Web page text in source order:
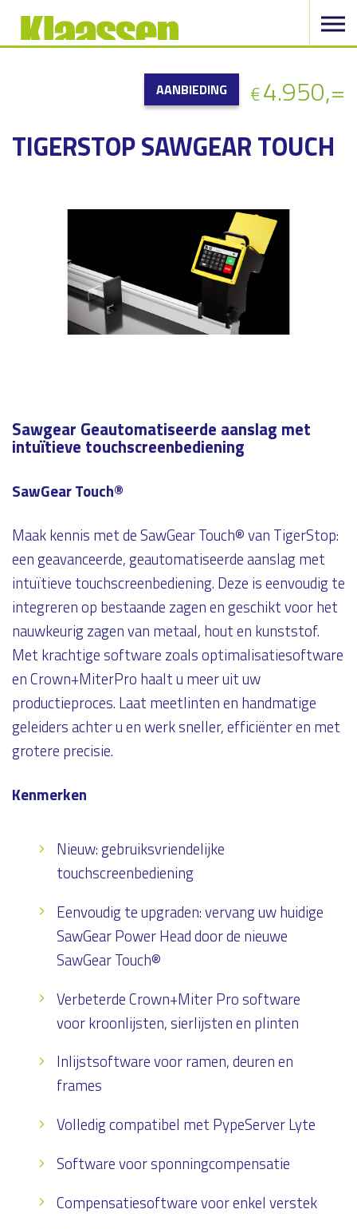
AANBIEDING €4.950,=
TIGERSTOP SAWGEAR TOUCH
Sawgear Geautomatiseerde aanslag met
intuïtieve touchscreenbediening
SawGear Touch®
Maak kennis met de SawGear Touch® van TigerStop:
een geavanceerde, geautomatiseerde aanslag met
intuïtieve touchscreenbediening. Deze is eenvoudig te
integreren op bestaande zagen en geschikt voor het
nauwkeurig zagen van metaal, hout en kunststof.
Met krachtige software zoals optimalisatiesoftware
en Crown+MiterPro haalt u meer uit uw
productieproces. Laat meetlinten en handmatige
geleiders achter u en werk sneller, efficiënter en met
grotere precisie.
Kenmerken
Nieuw: gebruiksvriendelijke
touchscreenbediening
Eenvoudig te upgraden: vervang uw huidige
SawGear Power Head door de nieuwe
SawGear Touch®
Verbeterde Crown+Miter Pro software
voor kroonlijsten, sierlijsten en plinten
Inlijstsoftware voor ramen, deuren en
frames
Volledig compatibel met PypeServer Lyte
Software voor sponningcompensatie
Compensatiesoftware voor enkel verstek